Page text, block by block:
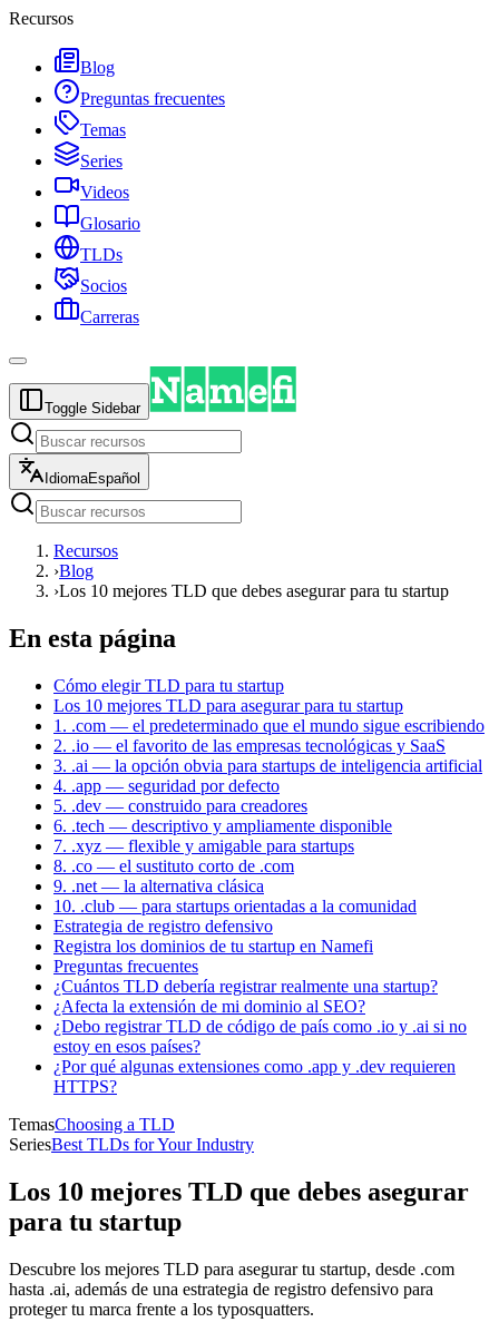
Recursos
Blog
Preguntas frecuentes
Temas
Series
Videos
Glosario
TLDs
Socios
Carreras
Toggle Sidebar
IdiomaEspañol
Recursos
›Blog
›Los 10 mejores TLD que debes asegurar para tu startup
En esta página
Cómo elegir TLD para tu startup
Los 10 mejores TLD para asegurar para tu startup
1. .com — el predeterminado que el mundo sigue escribiendo
2. .io — el favorito de las empresas tecnológicas y SaaS
3. .ai — la opción obvia para startups de inteligencia artificial
4. .app — seguridad por defecto
5. .dev — construido para creadores
6. .tech — descriptivo y ampliamente disponible
7. .xyz — flexible y amigable para startups
8. .co — el sustituto corto de .com
9. .net — la alternativa clásica
10. .club — para startups orientadas a la comunidad
Estrategia de registro defensivo
Registra los dominios de tu startup en Namefi
Preguntas frecuentes
¿Cuántos TLD debería registrar realmente una startup?
¿Afecta la extensión de mi dominio al SEO?
¿Debo registrar TLD de código de país como .io y .ai si no
estoy en esos países?
¿Por qué algunas extensiones como .app y .dev requieren
HTTPS?
TemasChoosing a TLD
SeriesBest TLDs for Your Industry
Los 10 mejores TLD que debes asegurar
para tu startup
Descubre los mejores TLD para asegurar tu startup, desde .com
hasta .ai, además de una estrategia de registro defensivo para
proteger tu marca frente a los typosquatters.